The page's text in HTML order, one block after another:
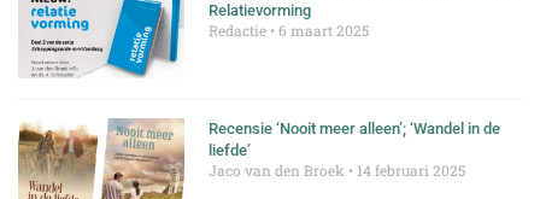
Relatievorming
Redactie 6 maart 2025
Recensie ‘Nooit meer alleen’; ‘Wandel in de
liefde’
Jaco van den Broek 14 februari 2025